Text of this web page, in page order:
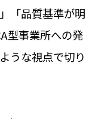
「品質基準が明
型事業所への発
うな視点で切り